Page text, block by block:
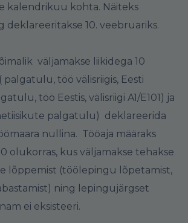
kalendrikuu kohta. Näiteks
deklareeritakse 10. veebruariks.
väljamakse liikidega 10
palgatulu, töö välisriigis, Eesti
töö Eestis, välisriigi A1/E101) ja
palgatulu) deklareerida
nullina. Tööaja määraks
olukorras, kus väljamakse tehakse
lõppemist (töölepingu lõpetamist,
ning lepingujärgset
ei eksisteeri.